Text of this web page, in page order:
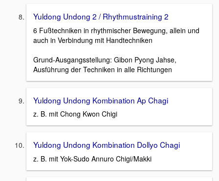
Yuldong Undong 2 / Rhythmustraining 2
6 Fußtechniken in rhythmischer Bewegung, allein und
auch in Verbindung mit Handtechniken
Grund-Ausgangsstellung: Gibon Pyong Jahse,
Ausführung der Techniken in alle Richtungen
Yuldong Undong Kombination Ap Chagi
z. B. mit Chong Kwon Chigi
Yuldong Undong Kombination Dollyo Chagi
z. B. mit Yok-Sudo Annuro Chigi/Makki